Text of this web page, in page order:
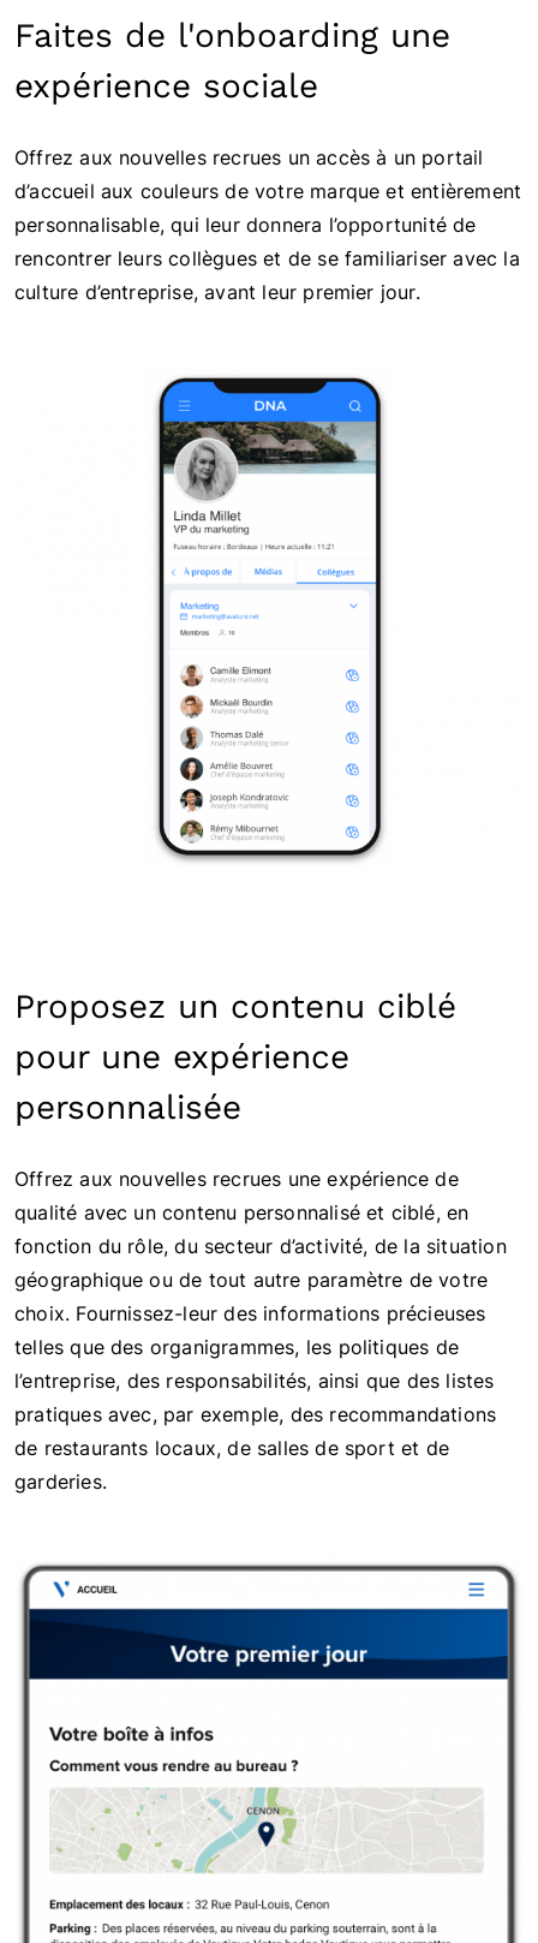
Faites de l'onboarding une
expérience sociale
Offrez aux nouvelles recrues un accès à un portail
d’accueil aux couleurs de votre marque et entièrement
personnalisable, qui leur donnera l’opportunité de
rencontrer leurs collègues et de se familiariser avec la
culture d’entreprise, avant leur premier jour.
Proposez un contenu ciblé
pour une expérience
personnalisée
Offrez aux nouvelles recrues une expérience de
qualité avec un contenu personnalisé et ciblé, en
fonction du rôle, du secteur d’activité, de la situation
géographique ou de tout autre paramètre de votre
choix. Fournissez-leur des informations précieuses
telles que des organigrammes, les politiques de
l’entreprise, des responsabilités, ainsi que des listes
pratiques avec, par exemple, des recommandations
de restaurants locaux, de salles de sport et de
garderies.